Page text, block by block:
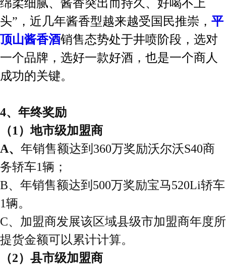
绵柔细腻、酱香突出而持久、好喝不上
头”，近几年酱香型越来越受国民推崇， 平
顶山酱香酒销售态势处于井喷阶段，选对
一个品牌，选好一款好酒，也是一个商人
成功的关键。
4、年终奖励
（1）地市级加盟商
A、 年销售额达到 360万奖励沃尔沃S40商
务轿车1辆；
B、 年销售额达到 500万奖励宝马520Li轿车
1辆。
C、加盟商发展该区域县级市加盟商年度所
提货金额可以累计计算。
（2）县市级加盟商